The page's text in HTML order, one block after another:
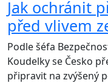
Jak ochránit
před vlivem
Podle šéfa
Koudelky se Česko
připravit na zvýšený